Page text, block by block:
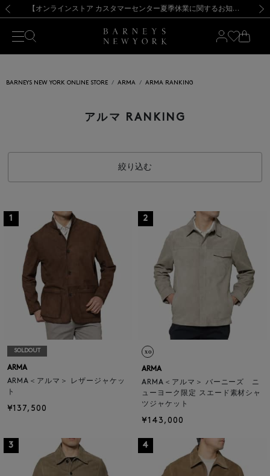
新規登録のお客様も対象！＜MY BARNEYS＞会員のお客様は11,000円（税込）以上のお買上げで常時送料無料！お買い物の際は会員登録を！
【夏季休業に伴う出荷一時停止のお知らせ】(2026.8.7) 【オンラインストア カスタマーセンター夏季休業に関するお知らせ】（2026.8.7）
【夏季休業に伴う返品・交換承り一時停止のお知らせ】（2026.8.5）
熊本県を中心とした地震の影響によるお荷物のお届けについて
【開催中】SUMMER SALEのご案内・ご注意事項 新規登録のお客様も対象！＜MY BARNEYS＞会員のお客様は11,000円（税込）以上のお買上げで常時送料無料！お買い物の際は会員登録を！
【夏季休業に伴う出荷一時停止のお知らせ】(2026.8.7)
BARNEYS NEW YORK ONLINE STORE ARMA ARMA RANKING
アルマ RANKING
絞り込む
1
SOLDOUT
ARMA
ARMA＜アルマ＞ レザージャケッ
ト
¥137,500
2
ARMA
ARMA＜アルマ＞ バーニーズ ニ
ューヨーク限定 スエード素材シャ
ツジャケット
¥143,000
3 4